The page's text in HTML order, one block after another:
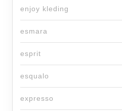
enjoy kleding
esmara
esprit
esqualo
expresso